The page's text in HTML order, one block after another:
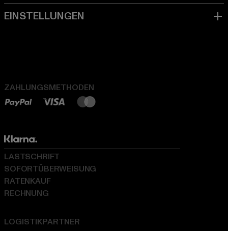
ZAHLUNGSMETHODEN
LOGISTIKPARTNER
LASTSCHRIFT
SOFORTÜBERWEISUNG
RATENKAUF
RECHNUNG